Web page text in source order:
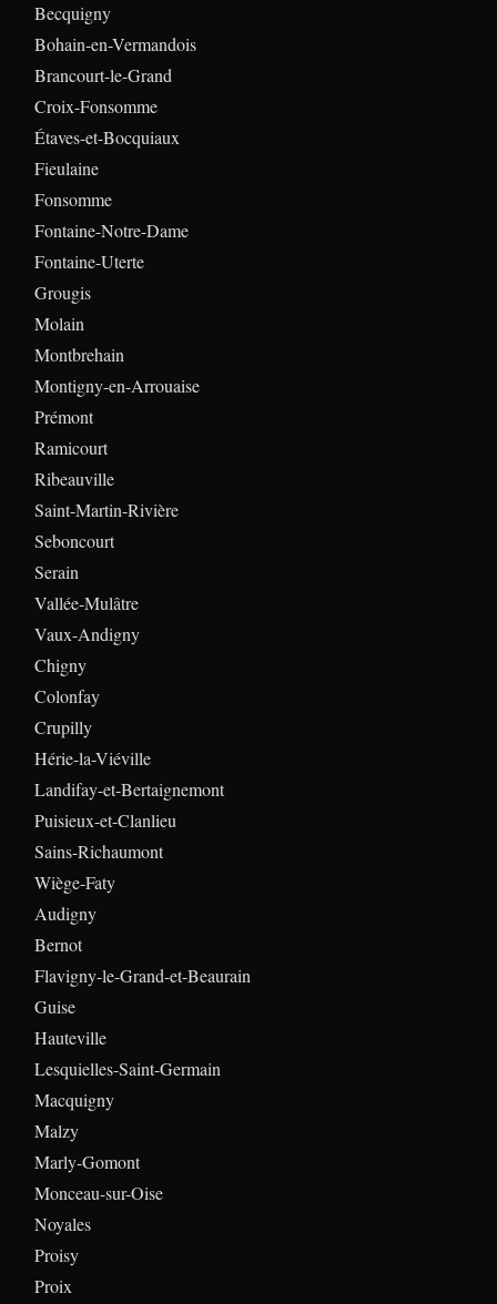
Becquigny
Bohain-en-Vermandois
Brancourt-le-Grand
Croix-Fonsomme
Étaves-et-Bocquiaux
Fieulaine
Fonsomme
Fontaine-Notre-Dame
Fontaine-Uterte
Grougis
Molain
Montbrehain
Montigny-en-Arrouaise
Prémont
Ramicourt
Ribeauville
Saint-Martin-Rivière
Seboncourt
Serain
Vallée-Mulâtre
Vaux-Andigny
Chigny
Colonfay
Crupilly
Hérie-la-Viéville
Landifay-et-Bertaignemont
Puisieux-et-Clanlieu
Sains-Richaumont
Wiège-Faty
Audigny
Bernot
Flavigny-le-Grand-et-Beaurain
Guise
Hauteville
Lesquielles-Saint-Germain
Macquigny
Malzy
Marly-Gomont
Monceau-sur-Oise
Noyales
Proisy
Proix